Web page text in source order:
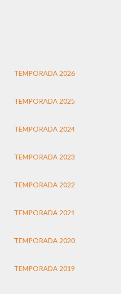
TEMPORADA 2026
TEMPORADA 2025
TEMPORADA 2024
TEMPORADA 2023
TEMPORADA 2022
TEMPORADA 2021
TEMPORADA 2020
TEMPORADA 2019